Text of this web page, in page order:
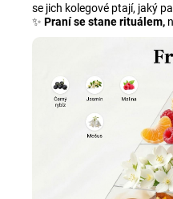
se jich kolegové ptají, jaký
✨ Praní se stane rituálem,